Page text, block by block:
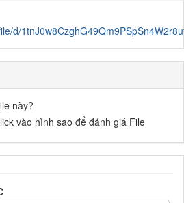
d/
này?
vào hình sao để đánh giá File